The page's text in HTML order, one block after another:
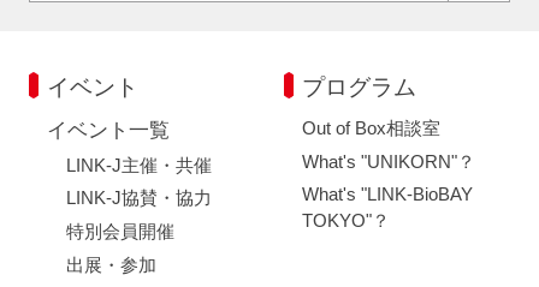
イベント
イベント一覧
LINK-J主催・共催
LINK-J協賛・協力
特別会員開催
出展・参加
プログラム
Out of Box相談室
What's "UNIKORN"？
What's "LINK-BioBAY
TOKYO"？